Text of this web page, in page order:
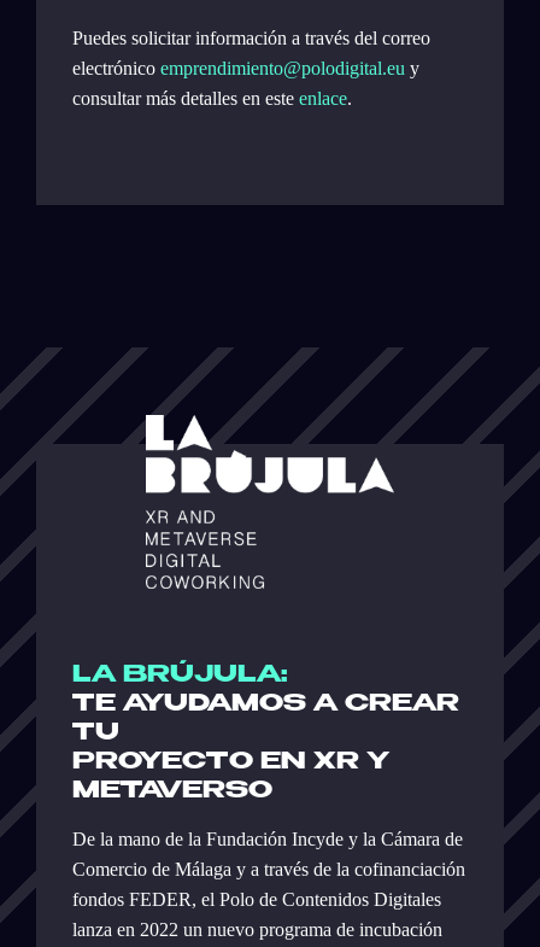
Puedes solicitar información a través del correo
electrónico emprendimiento@polodigital.eu y
consultar más detalles en este enlace.
LA BRÚJULA:
TE AYUDAMOS A CREAR
TU
PROYECTO EN XR Y
METAVERSO
De la mano de la Fundación Incyde y la Cámara de
Comercio de Málaga y a través de la cofinanciación
fondos FEDER, el Polo de Contenidos Digitales
lanza en 2022 un nuevo programa de incubación